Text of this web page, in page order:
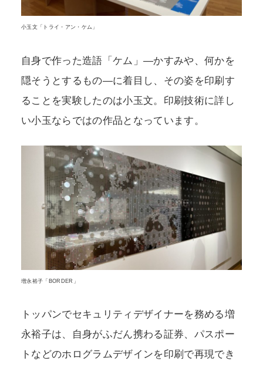
小玉文「トライ・アン・ケム」
自身で作った造語「ケム」―かすみや、何かを
隠そうとするもの―に着目し、その姿を印刷す
ることを実験したのは小玉文。印刷技術に詳し
い小玉ならではの作品となっています。
増永裕子「BORDER」
トッパンでセキュリティデザイナーを務める増
永裕子は、自身がふだん携わる証券、パスポー
トなどのホログラムデザインを印刷で再現でき